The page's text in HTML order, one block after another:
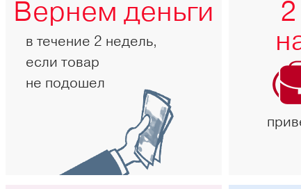
Вернем деньги
в течение 2 недель,
если товар
не подошел